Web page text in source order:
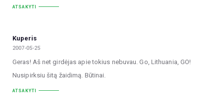
ATSAKYTI
Kuperis
2007-05-25
Geras! Aš net girdėjas apie tokius nebuvau. Go, Lithuania, GO!
Nusipirksiu šitą žaidimą. Būtinai.
ATSAKYTI